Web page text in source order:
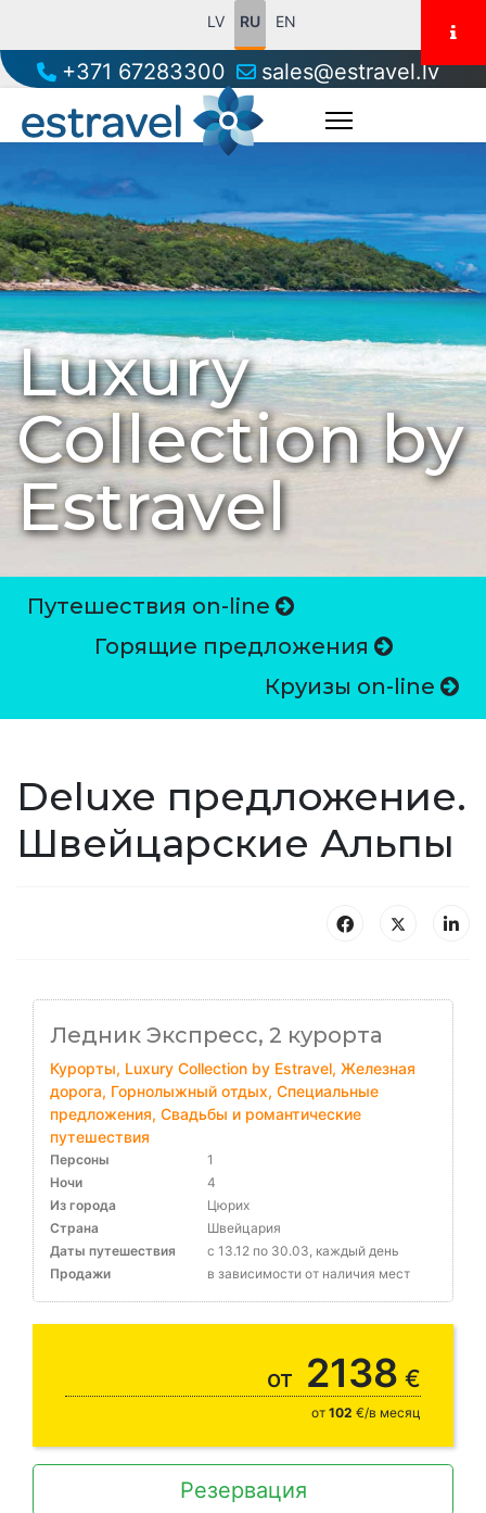
LV RU EN
+371 67283300 sales@estravel.lv
Luxury
Collection by
Estravel
Путешествия on-line
Горящие предложения
Круизы on-line
Deluxe предложение.
Швейцарские Альпы
Ледник Экспресс, 2 курорта
Курорты, Luxury Collection by Estravel, Железная
дорога, Горнолыжный отдых, Специальные
предложения, Свадьбы и романтические
путешествия
Персоны
1
Ночи
4
Из города
Цюрих
Страна
Швейцария
Даты путешествия
с 13.12 по 30.03, каждый день
Продажи
в зависимости от наличия мест
от 2138 €
от 102 €/в месяц
Резервация